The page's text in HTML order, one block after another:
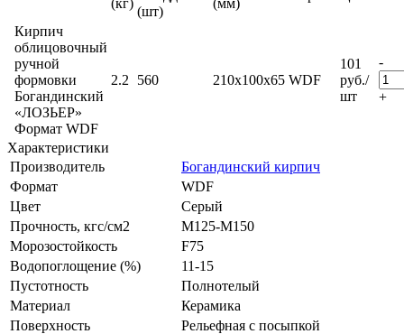
(шт)
Кирпич
облицовочный
ручной
формовки
Богандинский
«ЛОЗЬЕР»
Формат WDF
2.2 560 210x100x65 WDF
101
руб./
шт
-
+
Характеристики
Производитель
Богандинский кирпич
Формат
WDF
Цвет
Серый
Прочность, кгс/см2
M125-M150
Морозостойкость
F75
Водопоглощение (%)
11-15
Пустотность
Полнотелый
Материал
Керамика
Поверхность
Рельефная с посыпкой